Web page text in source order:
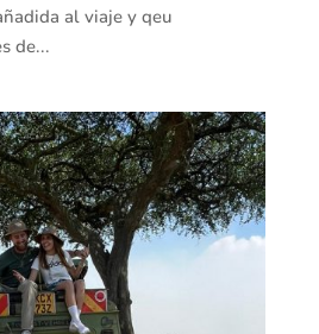
al viaje y qeu
de...